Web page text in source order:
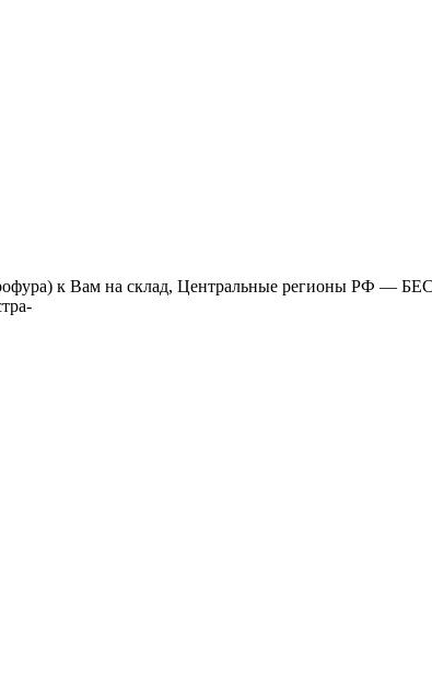
к Вам на склад, Центральные регионы РФ —